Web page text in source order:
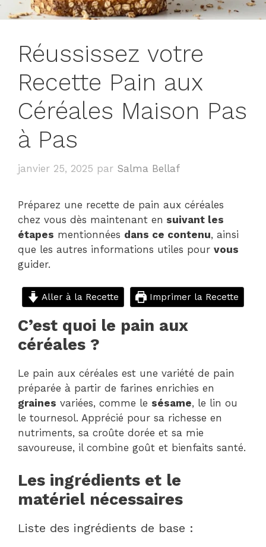
Réussissez votre
Recette Pain aux
Céréales Maison Pas
à Pas
janvier 25, 2025 par Salma Bellaf
Préparez une recette de pain aux céréales
chez vous dès maintenant en suivant les
étapes mentionnées dans ce contenu, ainsi
que les autres informations utiles pour vous
guider.
Aller à la Recette Imprimer la Recette
C’est quoi le pain aux
céréales ?
Le pain aux céréales est une variété de pain
préparée à partir de farines enrichies en
graines variées, comme le sésame, le lin ou
le tournesol. Apprécié pour sa richesse en
nutriments, sa croûte dorée et sa mie
savoureuse, il combine goût et bienfaits santé.
Les ingrédients et le
matériel nécessaires
Liste des ingrédients de base :